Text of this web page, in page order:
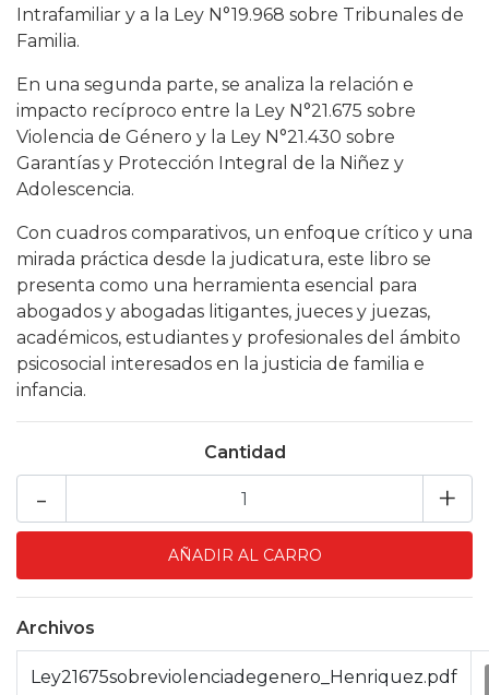
Intrafamiliar y a la Ley N°19.968 sobre Tribunales de
Familia.
En una segunda parte, se analiza la relación e
impacto recíproco entre la Ley N°21.675 sobre
Violencia de Género y la Ley N°21.430 sobre
Garantías y Protección Integral de la Niñez y
Adolescencia.
Con cuadros comparativos, un enfoque crítico y una
mirada práctica desde la judicatura, este libro se
presenta como una herramienta esencial para
abogados y abogadas litigantes, jueces y juezas,
académicos, estudiantes y profesionales del ámbito
psicosocial interesados en la justicia de familia e
infancia.
Cantidad
+
-
Archivos
Ley21675sobreviolenciadegenero_Henriquez.pdf